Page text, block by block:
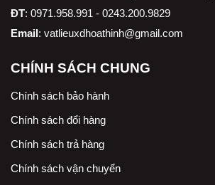
ĐT: 0971.958.991 - 0243.200.9829
Email: vatlieuxdhoathinh@gmail.com
CHÍNH SÁCH CHUNG
Chính sách bảo hành
Chính sách đổi hàng
Chính sách trả hàng
Chính sách vận chuyển